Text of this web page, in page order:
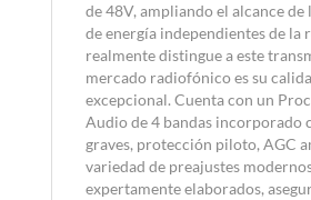
de 48V, ampliando el alcance de
de energía independientes de la
realmente distingue a este
mercado radiofónico es su
excepcional. Cuenta con un
Audio de 4 bandas incorporado
graves, protección piloto, AGC
variedad de preajustes
expertamente elaborados,